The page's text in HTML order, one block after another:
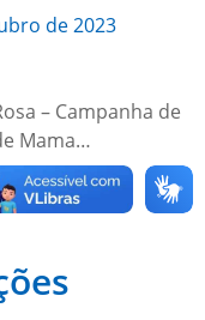
de 2023
– Campanha de
Mama…